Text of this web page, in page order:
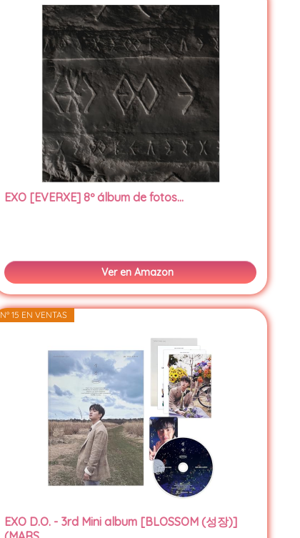
EXO [EVERXE] 8º álbum de fotos...
Ver en Amazon
Nº 15 EN VENTAS
EXO D.O. - 3rd Mini album [BLOSSOM (성장)]